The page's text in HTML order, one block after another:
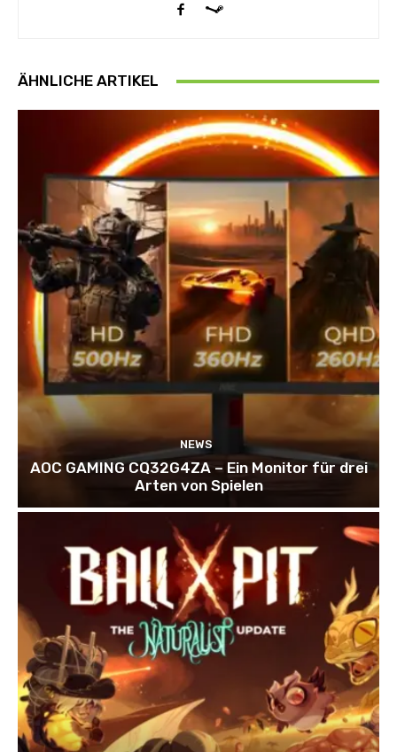
ÄHNLICHE ARTIKEL
NEWS
AOC GAMING CQ32G4ZA – Ein Monitor für drei
Arten von Spielen